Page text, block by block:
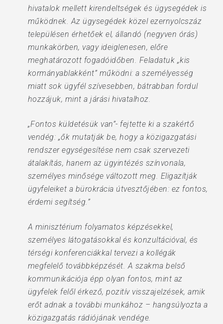
hivatalok mellett kirendeltségek és ügysegédek is
működnek. Az ügysegédek közel ezernyolcszáz
településen érhetőek el, állandó (negyven órás)
munkakörben, vagy ideiglenesen, előre
meghatározott fogadóidőben. Feladatuk „kis
kormányablakként” működni: a személyesség
miatt sok ügyfél szívesebben, bátrabban fordul
hozzájuk, mint a járási hivatalhoz.
„Fontos küldetésük van”- fejtette ki a szakértő
vendég: „ők mutatják be, hogy a közigazgatási
rendszer egységesítése nem csak szervezeti
átalakítás, hanem az ügyintézés színvonala,
személyes minősége változott meg. Eligazítják
ügyfeleiket a bürokrácia útvesztőjében: ez fontos,
érdemi segítség.”
A minisztérium folyamatos képzésekkel,
személyes látogatásokkal és konzultációval, és
térségi konferenciákkal tervezi a kollégák
megfelelő továbbképzését. A szakma belső
kommunikációja épp olyan fontos, mint az
ügyfelek felől érkező, pozitív visszajelzések, amik
erőt adnak a további munkához – hangsúlyozta a
közigazgatás rádiójának vendége.